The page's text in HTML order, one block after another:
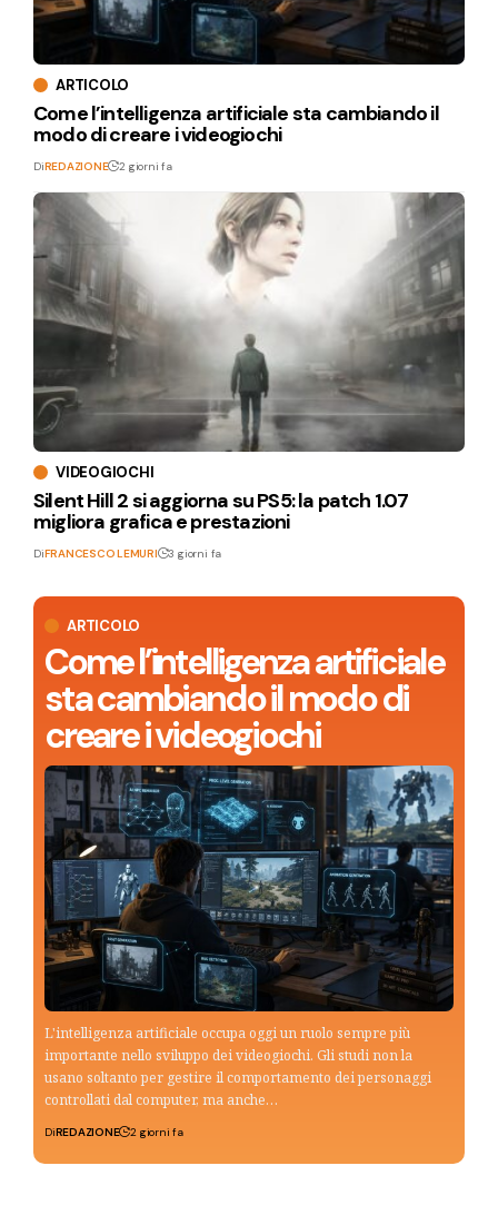
ARTICOLO
Come l’intelligenza artificiale
sta cambiando il modo di
creare i videogiochi
L'intelligenza artificiale occupa oggi un ruolo sempre più
importante nello sviluppo dei videogiochi. Gli studi non la
usano soltanto per gestire il comportamento dei personaggi
controllati dal computer, ma anche…
DiREDAZIONE 2 giorni fa
ARTICOLO
Come l’intelligenza artificiale sta cambiando il
modo di creare i videogiochi
DiREDAZIONE 2 giorni fa
VIDEOGIOCHI
Silent Hill 2 si aggiorna su PS5: la patch 1.07
migliora grafica e prestazioni
DiFRANCESCO LEMURI 3 giorni fa